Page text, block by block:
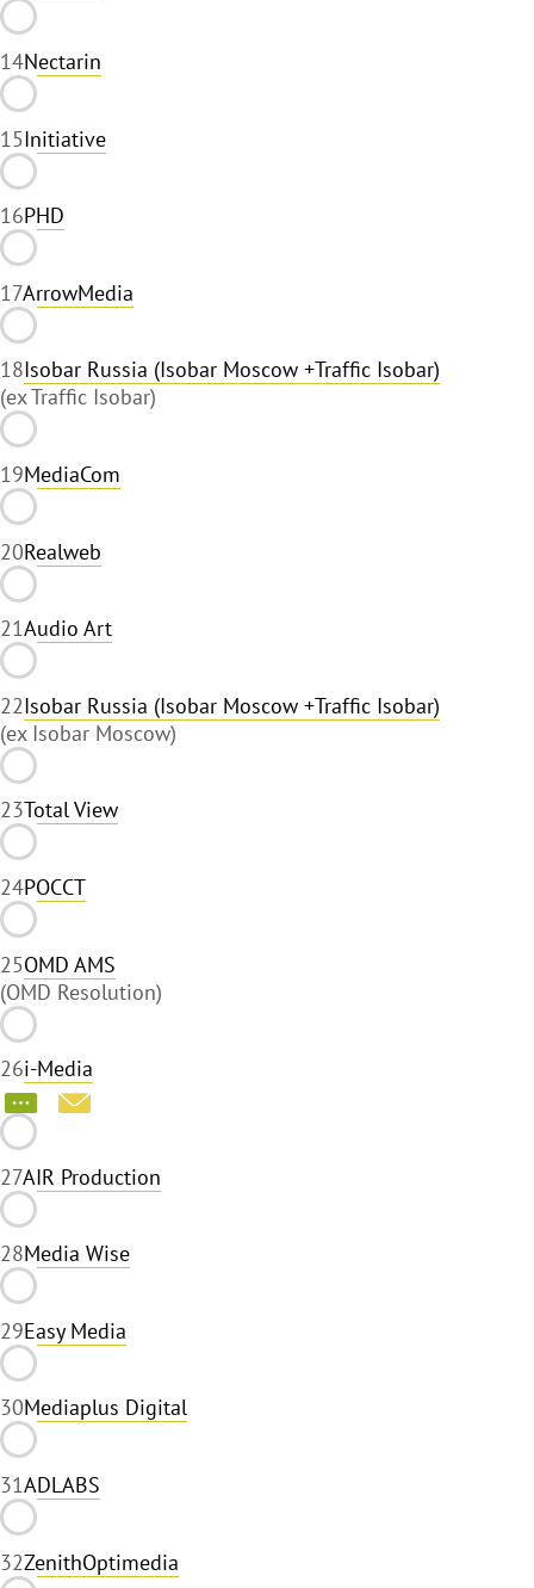
14Nectarin
15Initiative
16PHD
17ArrowMedia
18Isobar Russia (Isobar Moscow +Traffic Isobar)
(ex Traffic Isobar)
19MediaCom
20Realweb
21Audio Art
22Isobar Russia (Isobar Moscow +Traffic Isobar)
(ex Isobar Moscow)
23Total View
24РОССТ
25OMD AMS
(OMD Resolution)
26i-Media
27AIR Production
28Media Wise
29Easy Media
30Mediaplus Digital
31ADLABS
32ZenithOptimedia